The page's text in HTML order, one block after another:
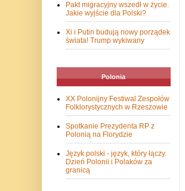
Pakt migracyjny wszedł w życie.
Jakie wyjście dla Polski?
Xi i Putin budują nowy porządek
świata! Trump wykiwany
Polonia
XX Polonijny Festiwal Zespołów
Folklorystycznych w Rzeszowie
Spotkanie Prezydenta RP z
Polonią na Florydzie
Język polski - język, który łączy.
Dzień Polonii i Polaków za
granicą